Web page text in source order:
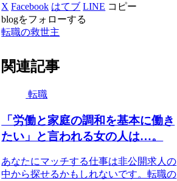
X Facebook はてブ LINE コピー
blogをフォローする
転職の救世主
関連記事
転職
「労働と家庭の調和を基本に働き
たい」と言われる女の人は…。
あなたにマッチする仕事は非公開求人の
中から探せるかもしれないです。転職の